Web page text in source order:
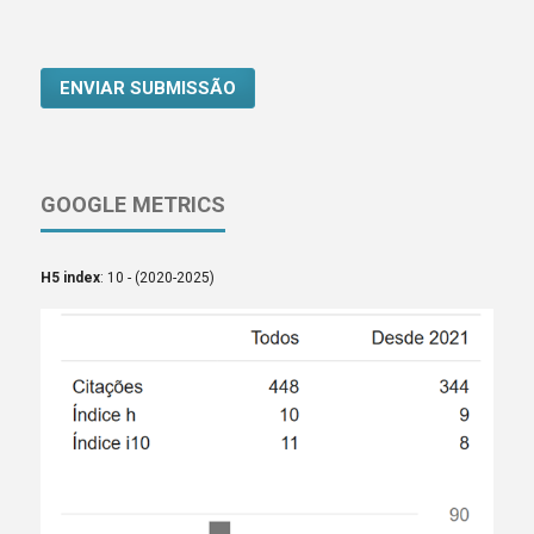
ENVIAR SUBMISSÃO
GOOGLE METRICS
H5 index: 10 - (2020-2025)